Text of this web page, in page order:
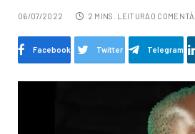
06/07/2022 2 MINS. LEITURA 0
Facebook Twitter Telegram